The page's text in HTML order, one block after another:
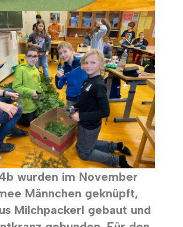
wurden im November
Männchen geknüpft,
Milchpackerl gebaut und